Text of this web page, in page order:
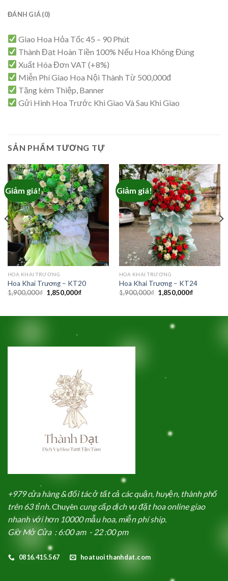
ĐÁNH GIÁ (0)
Giao Hoa Hỏa Tốc 45 – 90 Phút
Thành Đạt Hoàn Tiền 100% Nếu Hoa Không Đúng
Xuất Hóa Đơn VAT (+8%)
Miễn Phí Giao Hoa Nội Thành Từ 500,000đ
Tặng kèm Thiệp, Banner
Gửi Hình Hoa Trước Khi Giao Và Sau Khi Giao
SẢN PHẨM TƯƠNG TỰ
Giảm giá!
HOA KHAI TRƯƠNG
Hoa Khai Trương – KT20
1,900,000₫ Giá
gốc
1,850,000₫Giá
1,850,000₫.
Giảm giá!
HOA KHAI TRƯƠNG
Hoa Khai Trương – KT24
1,900,000₫ Giá
gốc
1,850,000₫Giá
+979 cửa hàng & đối tác ở tất cả các quận, huyện, thành phố
trên 63 tỉnh.Chuyên cung cấp dịch vụ đặt hoa online giao
nhanh với hơn 10000 mẫu hoa, miễn phí ship.
Giờ Mở Cửa : 6:00 am - 22 :00 pm
0816.415.567 hoatuoithanhdat.com